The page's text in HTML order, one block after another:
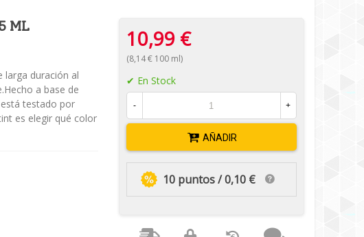
ML
larga duración al
a base de
testado por
es elegir qué color
10,99 €
(8,14 € 100 ml)
En Stock
- +
AÑADIR
10 puntos / 0,10 €